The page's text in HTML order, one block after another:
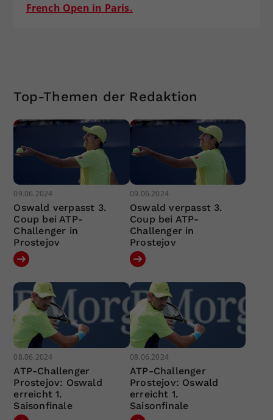
French Open in Paris.
Top-Themen der Redaktion
09.06.2024
Oswald verpasst 3.
Coup bei ATP-
Challenger in
Prostejov
09.06.2024
Oswald verpasst 3.
Coup bei ATP-
Challenger in
Prostejov
08.06.2024
ATP-Challenger
Prostejov: Oswald
erreicht 1.
Saisonfinale
08.06.2024
ATP-Challenger
Prostejov: Oswald
erreicht 1.
Saisonfinale